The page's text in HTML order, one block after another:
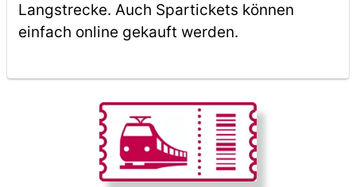
Langstrecke. Auch Spartickets können
einfach online gekauft werden.